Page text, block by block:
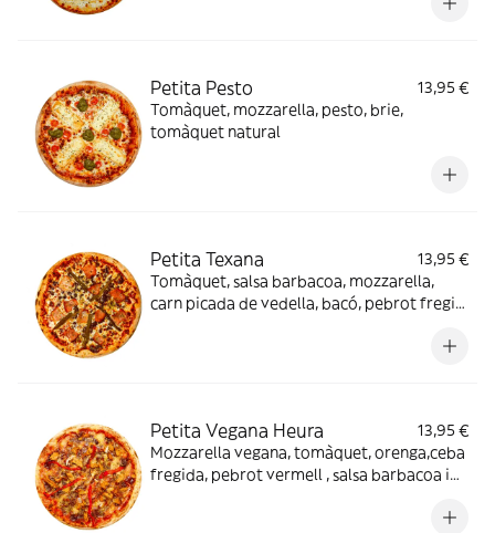
Petita Pesto
13,95 €
Tomàquet, mozzarella, pesto, brie,
tomàquet natural
Petita Texana
13,95 €
Tomàquet, salsa barbacoa, mozzarella,
carn picada de vedella, bacó, pebrot fregit
Petita Vegana Heura
13,95 €
Mozzarella vegana, tomàquet, orenga,ceba
fregida, pebrot vermell , salsa barbacoa i